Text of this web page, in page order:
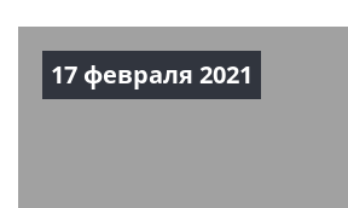
17 февраля 2021